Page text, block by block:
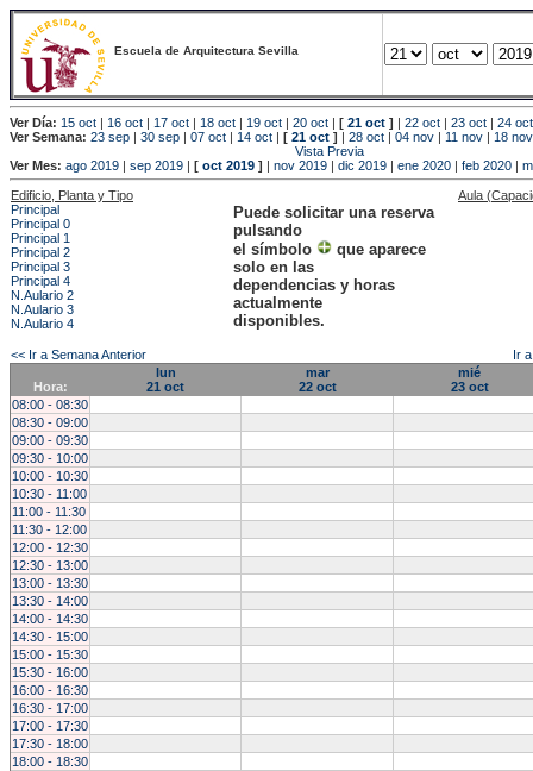
Escuela de Arquitectura Sevilla
Ver Día: 15 oct | 16 oct | 17 oct | 18 oct | 19 oct | 20 oct | [ 21 oct ] | 22 oct | 23 oct | 24 oct
Ver Semana: 23 sep | 30 sep | 07 oct | 14 oct | [ 21 oct ] | 28 oct | 04 nov | 11 nov | 18 nov
Vista Previa
Ver Mes: ago 2019 | sep 2019 | [ oct 2019 ] | nov 2019 | dic 2019 | ene 2020 | feb 2020 |
Edificio, Planta y Tipo
Principal
Principal 0
Principal 1
Principal 2
Principal 3
Principal 4
N.Aulario 2
N.Aulario 3
N.Aulario 4
Puede solicitar una reserva
pulsando
el símbolo
que aparece
solo en las
dependencias y horas
actualmente
disponibles.
Aula
<< Ir a Semana Anterior Ir
Hora:
lun
21 oct
mar
22 oct
mié
23 oct
08:00 - 08:30
08:30 - 09:00
09:00 - 09:30
09:30 - 10:00
10:00 - 10:30
10:30 - 11:00
11:00 - 11:30
11:30 - 12:00
12:00 - 12:30
12:30 - 13:00
13:00 - 13:30
13:30 - 14:00
14:00 - 14:30
14:30 - 15:00
15:00 - 15:30
15:30 - 16:00
16:00 - 16:30
16:30 - 17:00
17:00 - 17:30
17:30 - 18:00
18:00 - 18:30